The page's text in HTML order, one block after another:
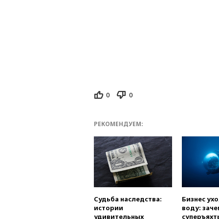
0 0
РЕКОМЕНДУЕМ:
Судьба наследства:
истории
удивительных
Бизнес
воду: